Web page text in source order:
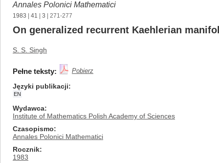
Annales Polonici Mathematici
1983 41 3 | 271-277
On generalized recurrent Kaehlerian
S. S. Singh
Pełne teksty: Pobierz
Języki publikacji
EN
Wydawca
Institute of Mathematics Polish Academy of Sciences
Czasopismo
Annales Polonici Mathematici
Rocznik
1983